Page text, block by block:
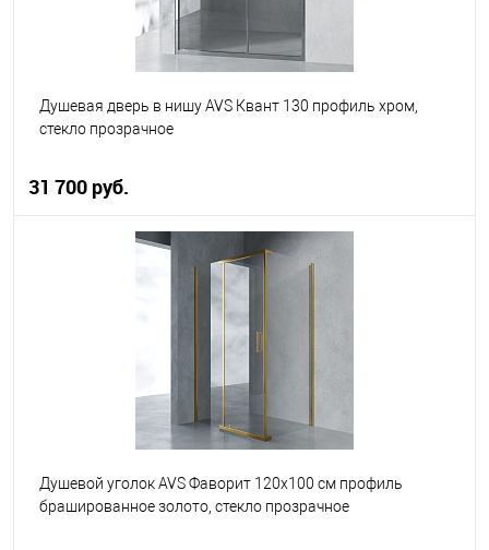
Душевая дверь в нишу AVS Квант 130 профиль хром,
стекло прозрачное
31 700 руб.
В корзину
Душевой уголок AVS Фаворит 120x100 см профиль
брашированное золото, стекло прозрачное